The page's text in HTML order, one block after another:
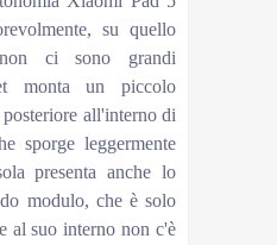
su quello
ci sono grandi
monta un piccolo
all'interno di
sporge leggermente
presenta anche lo
modulo, che è solo
al suo interno non c'è